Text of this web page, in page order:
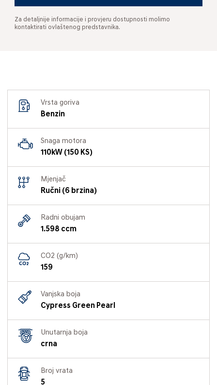
Za detaljnije informacije i provjeru dostupnosti molimo
kontaktirati ovlaštenog predstavnika.
Vrsta goriva
Benzin
Snaga motora
110kW (150 KS)
Mjenjač
Ručni (6 brzina)
Radni obujam
1.598 ccm
CO2 (g/km)
159
Vanjska boja
Cypress Green Pearl
Unutarnja boja
crna
Broj vrata
5